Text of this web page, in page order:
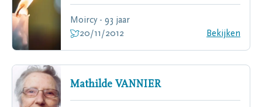
Moircy - 93 jaar
20/11/2012
Bekijken
Mathilde VANNIER